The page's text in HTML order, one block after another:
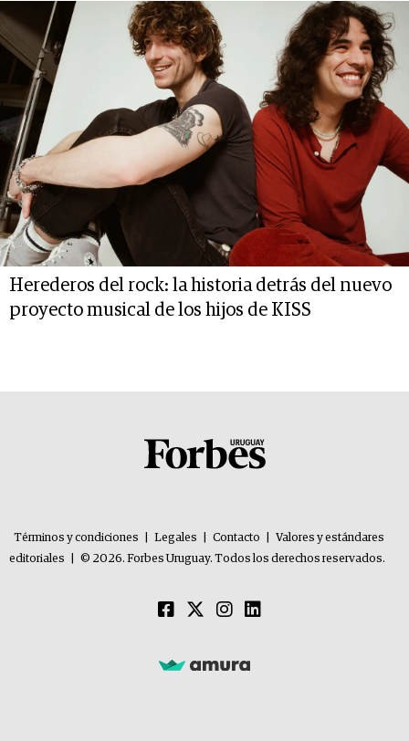
Herederos del rock: la historia detrás del nuevo
proyecto musical de los hijos de KISS
Términos y condiciones Legales Contacto
Valores y estándares
editoriales
© 2026. Forbes Uruguay. Todos los derechos reservados.